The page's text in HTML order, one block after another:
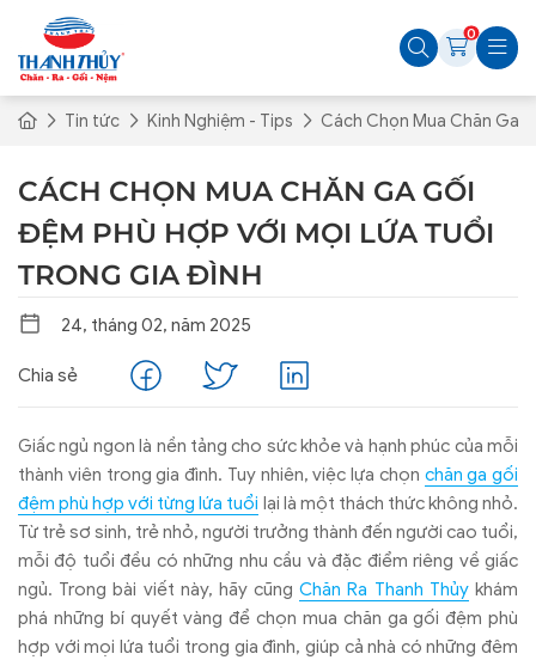
0
Tin tức Kinh Nghiệm - Tips Cách Chọn Mua Chăn Ga
CÁCH CHỌN MUA CHĂN GA GỐI
ĐỆM PHÙ HỢP VỚI MỌI LỨA TUỔI
TRONG GIA ĐÌNH
24, tháng 02, năm 2025
Chia sẻ
Giấc ngủ ngon là nền tảng cho sức khỏe và hạnh phúc của mỗi
thành viên trong gia đình. Tuy nhiên, việc lựa chọn chăn ga gối
đệm phù hợp với từng lứa tuổi lại là một thách thức không nhỏ.
Từ trẻ sơ sinh, trẻ nhỏ, người trưởng thành đến người cao tuổi,
mỗi độ tuổi đều có những nhu cầu và đặc điểm riêng về giấc
ngủ. Trong bài viết này, hãy cũngChăn Ra Thanh Thủykhám
phá những bí quyết vàng để chọn mua chăn ga gối đệm phù
hợp với mọi lứa tuổi trong gia đình, giúp cả nhà có những đêm